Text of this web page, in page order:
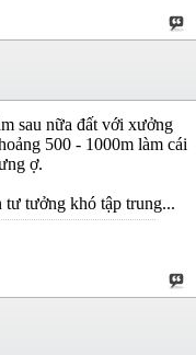
sau nữa đất với xưởng
500 - 1000m làm cái
ợ.
tưởng khó tập trung...